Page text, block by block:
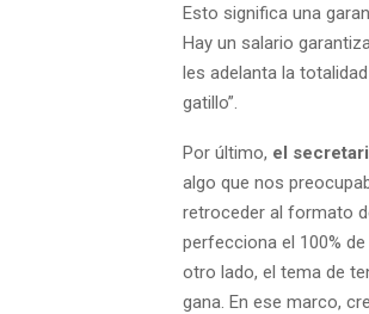
Esto significa una
Hay un salario
les adelanta la
gatillo”.
Por último, el
algo que nos
retroceder al formato
perfecciona el 100%
otro lado, el tema de
gana. En ese marco,